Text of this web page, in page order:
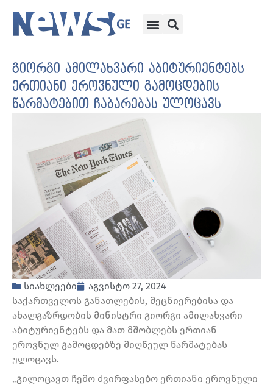
გიორგი ამილახვარი აბიტურიენტებს
ერთიანი ეროვნული გამოცდების
წარმატებით ჩაბარებას ულოცავს
სიახლეები
აგვისტო 27, 2024
საქართველოს განათლების, მეცნიერებისა და
ახალგაზრდობის მინისტრი გიორგი ამილახვარი
აბიტურიენტებს და მათ მშობლებს ერთიან
ეროვნულ გამოცდებზე მიღწეულ წარმატებას
ულოცავს.
„გილოცავთ ჩემო ძვირფასებო ერთიანი ეროვნული